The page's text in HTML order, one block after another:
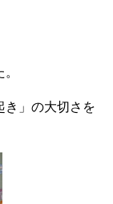
き」の大切さを